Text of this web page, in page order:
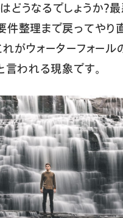
どうなるでしょうか？
件整理まで戻ってやり
れがウォーターフォール
言われる現象です。